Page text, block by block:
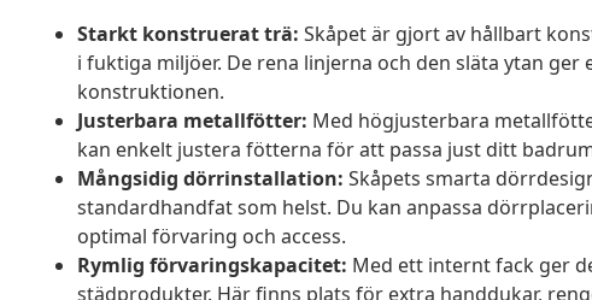
Starkt konstruerat trä: Skåpet är gjort av hållbart
i fuktiga miljöer. De rena linjerna och den släta ytan
konstruktionen.
Justerbara metallfötter: Med högjusterbara
kan enkelt justera fötterna för att passa just ditt
Mångsidig dörrinstallation: Skåpets smarta
standardhandfat som helst. Du kan anpassa
optimal förvaring och access.
Rymlig förvaringskapacitet: Med ett internt fack ger
städprodukter. Här finns plats för extra handdukar,